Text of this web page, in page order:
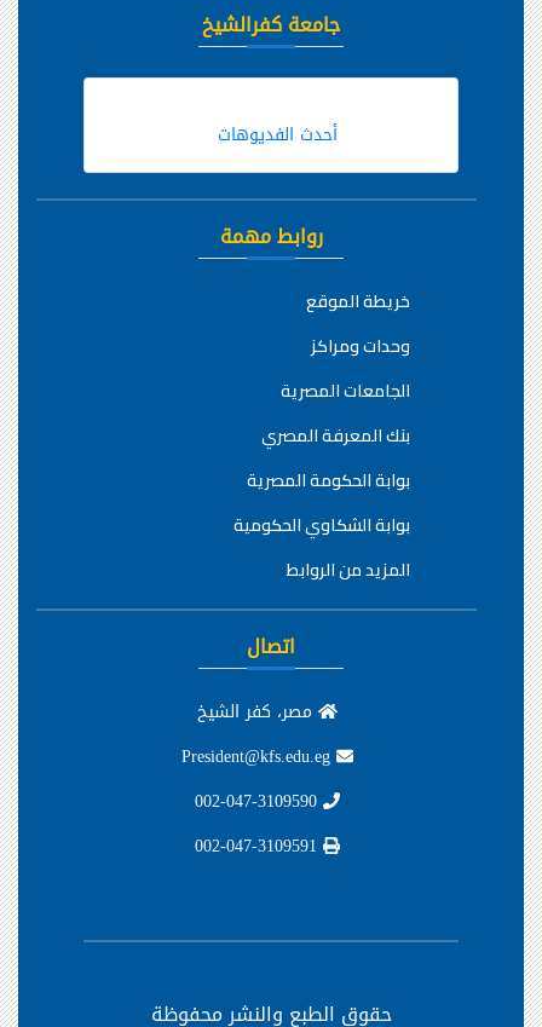
جامعة كفرالشيخ
أحدث الفديوهات
روابط مهمة
خريطة الموقع
وحدات ومراكز
الجامعات المصرية
بنك المعرفة المصري
بوابة الحكومة المصرية
بوابة الشكاوي الحكومية
المزيد من الروابط
اتصال
مصر، كفر الشيخ
حقوق الطبع والنشر محفوظة